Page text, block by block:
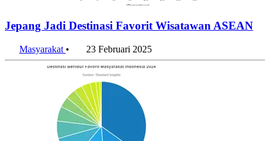
Jepang Jadi Destinasi Favorit Wisatawan ASEAN
Masyarakat• 23 Februari 2025